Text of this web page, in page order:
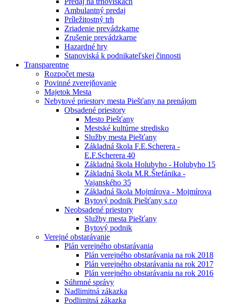
Ambulantný predaj
Príležitostný trh
Zriadenie prevádzkarne
Zrušenie prevádzkarne
Hazardné hry
Stanoviská k podnikateľskej činnosti
Transparentne
Rozpočet mesta
Povinné zverejňovanie
Majetok Mesta
Nebytové priestory mesta Piešťany na prenájom
Obsadené priestory
Mesto Piešťany
Mestské kultúrne stredisko
Služby mesta Piešťany
Základná škola F.E.Scherera -
E.F.Scherera 40
Základná škola Holubyho - Holubyho 15
Základná škola M.R.Štefánika -
Vajanského 35
Základná škola Mojmírova - Mojmírova
Bytový podnik Piešťany s.r.o
Neobsadené priestory
Služby mesta Piešťany
Bytový podnik
Verejné obstarávanie
Plán verejného obstarávania
Plán verejného obstarávania na rok 2018
Plán verejného obstarávania na rok 2017
Plán verejného obstarávania na rok 2016
Súhrnné správy
Nadlimitná zákazka
Podlimitná zákazka